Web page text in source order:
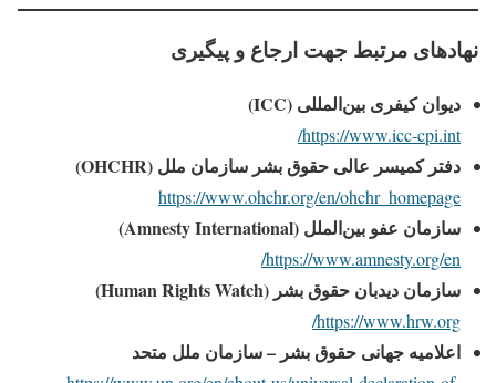
نهادهای مرتبط جهت ارجاع و پیگیری
دیوان کیفری بین‌المللی (ICC)
https://www.icc-cpi.int/
دفتر کمیسر عالی حقوق بشر سازمان ملل (OHCHR)
https://www.ohchr.org/en/ohchr_homepage
سازمان عفو بین‌الملل (Amnesty International)
https://www.amnesty.org/en/
سازمان دیدبان حقوق بشر (Human Rights Watch)
https://www.hrw.org/
اعلامیه جهانی حقوق بشر – سازمان ملل متحد